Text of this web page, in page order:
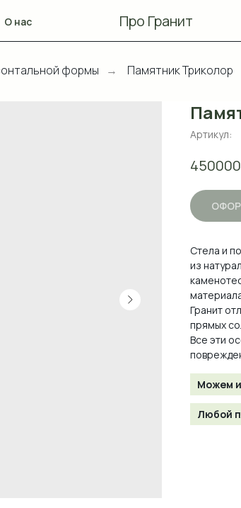
О нас Про Гранит
формы → Памятник Триколор
Артикул:
Стела и
из
Гранит
прямых
Все эти
Можем
Любой